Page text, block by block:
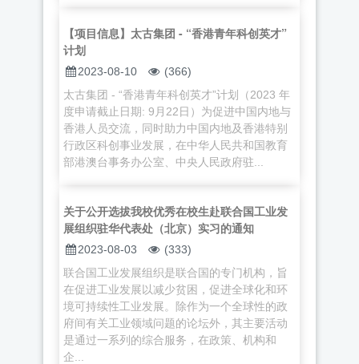
【项目信息】太古集团 - “香港青年科创英才”
计划
2023-08-10
(366)
太古集团 - “香港青年科创英才”计划（2023 年
度申请截止日期: 9月22日）为促进中国内地与
香港人员交流，同时助力中国内地及香港特别
行政区科创事业发展，在中华人民共和国教育
部港澳台事务办公室、中央人民政府驻...
关于公开选拔我校优秀在校生赴联合国工业发
展组织驻华代表处（北京）实习的通知
2023-08-03
(333)
联合国工业发展组织是联合国的专门机构，旨
在促进工业发展以减少贫困，促进全球化和环
境可持续性工业发展。除作为一个全球性的政
府间有关工业领域问题的论坛外，其主要活动
是通过一系列的综合服务，在政策、机构和
企...